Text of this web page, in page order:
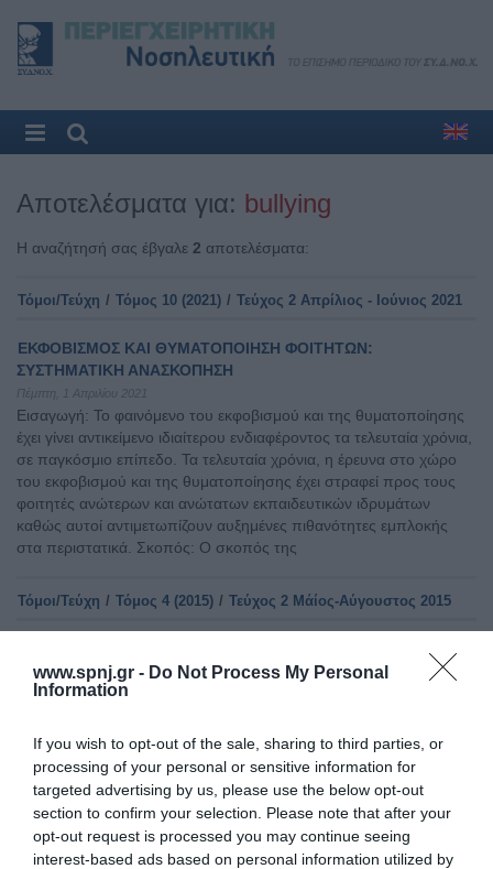
www.spnj.gr - Do Not Process My Personal
Information
If you wish to opt-out of the sale, sharing to third parties, or
processing of your personal or sensitive information for
targeted advertising by us, please use the below opt-out
section to confirm your selection. Please note that after your
opt-out request is processed you may continue seeing
interest-based ads based on personal information utilized by
Αποτελέσματα για: bullying
Η αναζήτησή σας έβγαλε 2 αποτελέσματα:
Τόμοι/Τεύχη / Τόμος 10 (2021) / Τεύχος 2 Απρίλιος - Ιούνιος 2021
ΕΚΦΟΒΙΣΜΟΣ ΚΑΙ ΘΥΜΑΤΟΠΟΙΗΣΗ ΦΟΙΤΗΤΩΝ:
ΣΥΣΤΗΜΑΤΙΚΗ ΑΝΑΣΚΟΠΗΣΗ
Πέμπτη, 1 Απριλίου 2021
Εισαγωγή: Το φαινόμενο του εκφοβισμού και της θυματοποίησης
έχει γίνει αντικείμενο ιδιαίτερου ενδιαφέροντος τα τελευταία χρόνια,
σε παγκόσμιο επίπεδο. Τα τελευταία χρόνια, η έρευνα στο χώρο
του εκφοβισμού και της θυματοποίησης έχει στραφεί προς τους
φοιτητές ανώτερων και ανώτατων εκπαιδευτικών ιδρυμάτων
καθώς αυτοί αντιμετωπίζουν αυξημένες πιθανότητες εμπλοκής
στα περιστατικά. Σκοπός: Ο σκοπός της
Τόμοι/Τεύχη / Τόμος 4 (2015) / Τεύχος 2 Μάίος-Αύγουστος 2015
(BULLYING)
Παρασκευή, 1 Μαΐου 2015
αποτελεί θέμα με μεγάλο ενδιαφέρον. Ορίζεται ως 'οι
επανειλημμένες και επίμονες αρνητικές πράξεις προς ένα ή
περισσότερα άτομα στο χώρο εργασίας' και πιο συγκεκριμένα
αποτελεί πράξη σκόπιμη και συνεχής και όχι μεμονωμένα
γεγονότα. Σκοπός της παρούσας μελέτης ήταν η διερεύνηση του
εκφοβισμού στο χώρο εργασίας των νοσηλευτών. Μεθοδολογία: